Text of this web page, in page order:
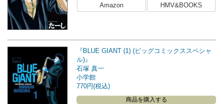
Amazon HMV&BOOKS
『BLUE GIANT (1) (ビッグコミックススペシャ
ル)』
石塚 真一
小学館
770円(税込)
商品を購入する